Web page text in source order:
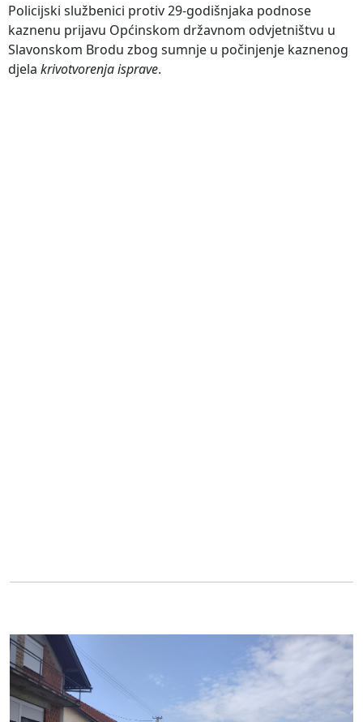
Policijski službenici protiv 29-godišnjaka podnose
kaznenu prijavu Općinskom državnom odvjetništvu u
Slavonskom Brodu zbog sumnje u počinjenje kaznenog
djela krivotvorenja isprave.